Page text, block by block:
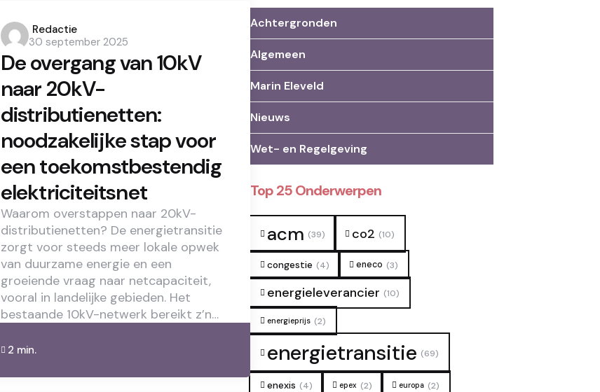
Posted
by
Redactie
30 september 2025
De overgang van 10kV
naar 20kV-
distributienetten:
noodzakelijke stap voor
een toekomstbestendig
elektriciteitsnet
Waarom overstappen naar 20kV-
distributienetten? De energietransitie
zorgt voor steeds meer lokale opwek
van duurzame energie en een
groeiende vraag naar netcapaciteit,
vooral in landelijke gebieden. Het
bestaande 10kV-netwerk bereikt z’n…
2 min.
Achtergronden
Algemeen
Marin Eleveld
Nieuws
Wet- en Regelgeving
Top 25 Onderwerpen
acm (39) co2 (10)
congestie (4) eneco (3)
energieleverancier (10)
energieprijs (2)
energietransitie (69)
enexis (4) epex (2) europa (2)